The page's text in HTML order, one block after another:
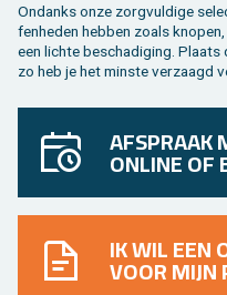
On­danks onze zorg­vul­di­ge
fen­he­den heb­ben zoals
een lich­te be­scha­di­ging. Plaats
zo heb je het min­ste ver­zaagd
AFSPRAAK
ONLINE OF
IK WIL EEN
VOOR MIJN